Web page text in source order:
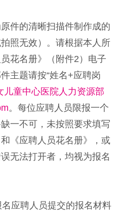
件的清晰扫描件制作成的
照无效）。请根据本人所
花名册》（附件2）电子
主题请按“姓名+应聘岗
儿童中心医院人力资源部
。每位应聘人员限报一个
一不可，未按照要求填写
《应聘人员花名册》，或
无法打开者，均视为报名
应聘人员提交的报名材料